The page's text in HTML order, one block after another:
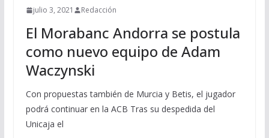
julio 3, 2021 Redacción
El Morabanc Andorra se postula
como nuevo equipo de Adam
Waczynski
Con propuestas también de Murcia y Betis, el jugador
podrá continuar en la ACB Tras su despedida del
Unicaja el